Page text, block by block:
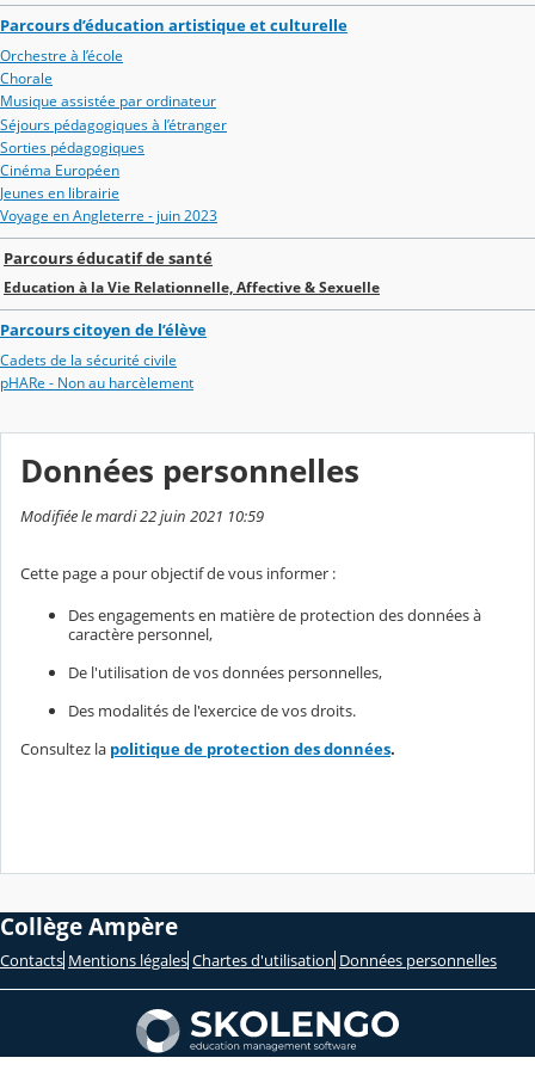
Parcours d’éducation artistique et culturelle
Orchestre à l’école
Chorale
Musique assistée par ordinateur
Séjours pédagogiques à l’étranger
Sorties pédagogiques
Cinéma Européen
Jeunes en librairie
Voyage en Angleterre - juin 2023
Parcours éducatif de santé
Education à la Vie Relationnelle, Affective & Sexuelle
Parcours citoyen de l’élève
Cadets de la sécurité civile
pHARe - Non au harcèlement
Données personnelles
Modifiée le mardi 22 juin 2021 10:59
Cette page a pour objectif de vous informer :
Des engagements en matière de protection des données à
caractère personnel,
De l'utilisation de vos données personnelles,
Des modalités de l'exercice de vos droits.
Consultez la politique de protection des données.
Collège Ampère
Contacts Mentions légales Chartes d'utilisation Données personnelles